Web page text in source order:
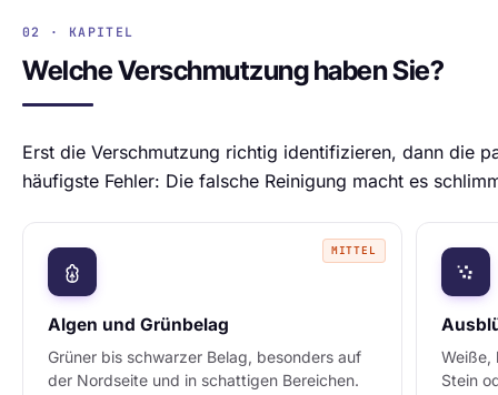
02 · KAPITEL
Welche Verschmutzung haben Sie?
Erst die Verschmutzung richtig identifizieren, dann die
häufigste Fehler: Die falsche Reinigung macht es
MITTEL
Algen und Grünbelag
Grüner bis schwarzer Belag, besonders auf
der Nordseite und in schattigen Bereichen.
Weiße,
Stein